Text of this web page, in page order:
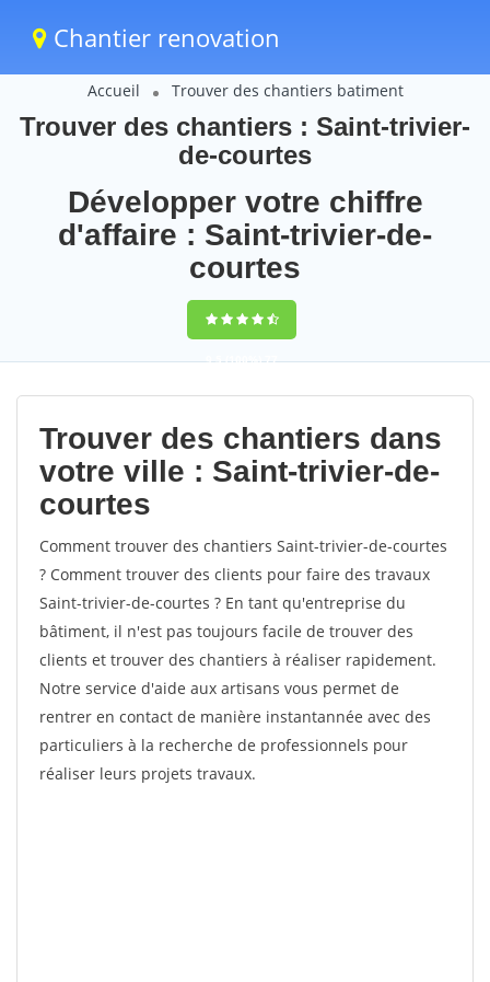
Chantier renovation
Accueil Trouver des chantiers batiment
Trouver des chantiers : Saint-trivier-
de-courtes
Développer votre chiffre
d'affaire : Saint-trivier-de-
courtes
9,5(100%)77
votes
Trouver des chantiers dans
votre ville : Saint-trivier-de-
courtes
Comment trouver des chantiers Saint-trivier-de-courtes
? Comment trouver des clients pour faire des travaux
Saint-trivier-de-courtes ? En tant qu'entreprise du
bâtiment, il n'est pas toujours facile de trouver des
clients et trouver des chantiers à réaliser rapidement.
Notre service d'aide aux artisans vous permet de
rentrer en contact de manière instantannée avec des
particuliers à la recherche de professionnels pour
réaliser leurs projets travaux.